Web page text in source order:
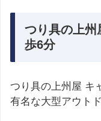
つり具の上州
歩6分
つり具の上州屋 キ
有名な大型アウト